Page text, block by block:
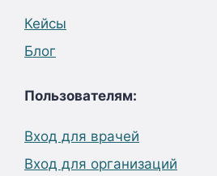
Кейсы
Блог
Пользователям:
Вход для врачей
Вход для организаций